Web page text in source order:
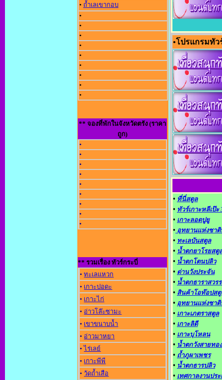
• ถ้ำเลเขากอบ
•
•
•
•
•
•
•
•
•
** จองที่พักในจังหวัดตรัง (ราคา
ถูก)
•
•
•
•
•
•
•
•
•
** รวมเรื่อง ทัวร์กระบี่
•ทะเลแหวก
• เกาะปอดะ
• เกาะไก่
• อ่าวโล๊ะซามะ
• เขาขนาบน้ำ
• อ่าวมาหยา
• ไร่เลย์
• เกาะพีพี
•วัดถ้ำเสือ
•โปรแกรมทัว
• ที่นี่สตูล
• ทัวร์เกาะหลีเป๊
• เกาะลอดปูยู
• อุทยานแห่งชาติ
• ทะเลบันสตูล
• น้ำตกยาโรยสตู
• น้ำตกโตนปลิว
• ด่านวังประจัน
• น้ำตกธาราสวร
• สินค้าโอท๊อปส
• อุทยานแห่งชาติ
• เกาะเภตราสตูล
• เกาะลิดี
• เกาะบุโหลน
• น้ำตกวังสายทอง
• ถ้ำภูผาเพชร
• น้ำตกธารปลิว
• เทศกาลงานปร